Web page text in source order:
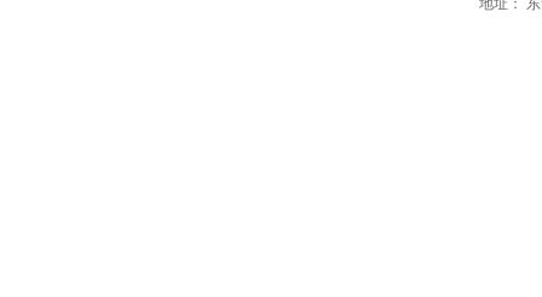
地址：